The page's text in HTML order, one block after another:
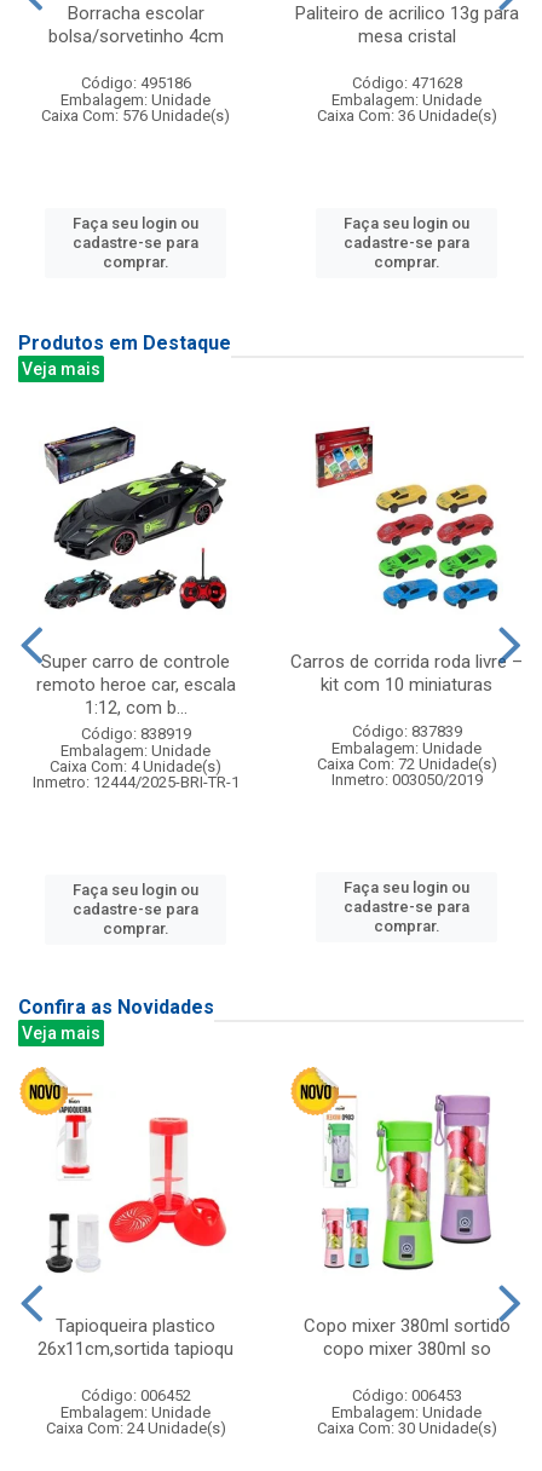
Borracha escolar
bolsa/sorvetinho 4cm
Código: 495186
Embalagem: Unidade
Caixa Com: 576 Unidade(s)
Faça seu login ou
cadastre-se para
comprar.
Paliteiro de acrilico 13g para
mesa cristal
Código: 471628
Embalagem: Unidade
Caixa Com: 36 Unidade(s)
Faça seu login ou
cadastre-se para
comprar.
Produtos em Destaque
Veja mais
Super carro de controle
remoto heroe car, escala
1:12, com b...
Código: 838919
Embalagem: Unidade
Caixa Com: 4 Unidade(s)
Inmetro: 12444/2025-BRI-TR-1
Faça seu login ou
cadastre-se para
comprar.
Carros de corrida roda livre –
kit com 10 miniaturas
Código: 837839
Embalagem: Unidade
Caixa Com: 72 Unidade(s)
Inmetro: 003050/2019
Faça seu login ou
cadastre-se para
comprar.
Confira as Novidades
Veja mais
Tapioqueira plastico
26x11cm,sortida tapioqu
Código: 006452
Embalagem: Unidade
Caixa Com: 24 Unidade(s)
Copo mixer 380ml sortido
copo mixer 380ml so
Código: 006453
Embalagem: Unidade
Caixa Com: 30 Unidade(s)